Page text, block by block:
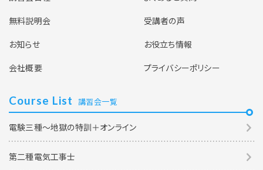
無料説明会
受講者の声
お知らせ
お役立ち情報
会社概要
プライバシーポリシー
Course List 講習会一覧
電験三種～地獄の特訓＋オンライン
第二種電気工事士